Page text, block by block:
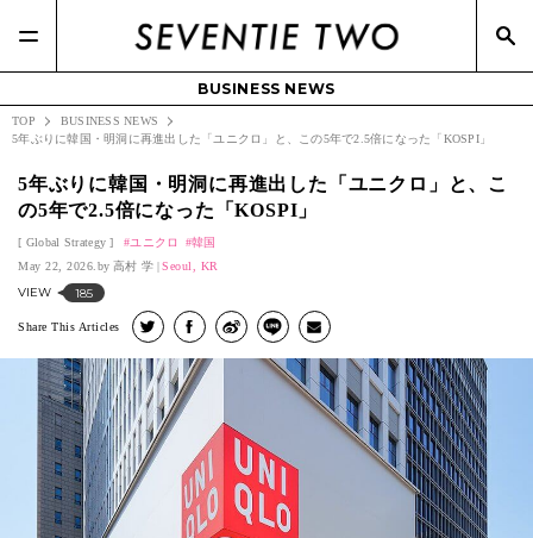
BUSINESS NEWS
TOP
BUSINESS NEWS
5年ぶりに韓国・明洞に再進出した「ユニクロ」と、この5年で2.5倍になった「KOSPI」
5年ぶりに韓国・明洞に再進出した「ユニクロ」と、こ
の5年で2.5倍になった「KOSPI」
Global Strategy ユニクロ
韓国
May 22, 2026.
高村 学 Seoul, KR
VIEW 185
Share This Articles